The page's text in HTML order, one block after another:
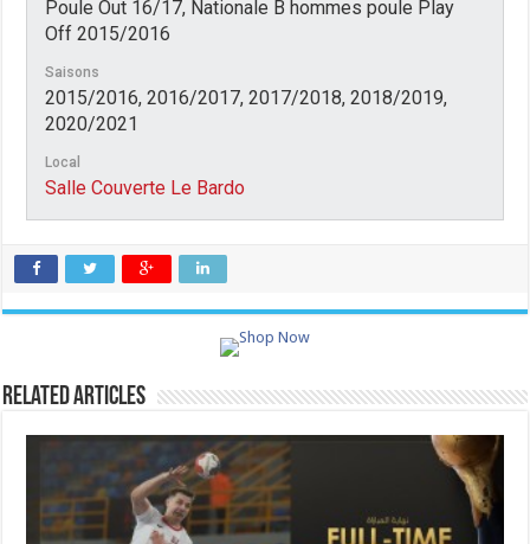
Poule Out 16/17, Nationale B hommes poule Play
Off 2015/2016
Saisons
2015/2016, 2016/2017, 2017/2018, 2018/2019,
2020/2021
Local
Salle Couverte Le Bardo
Related Articles